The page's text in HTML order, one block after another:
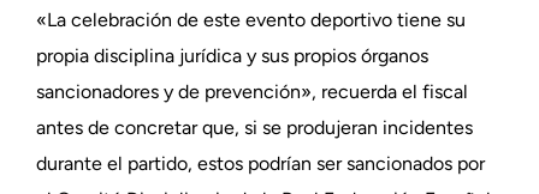
«La celebración de este evento deportivo tiene su
propia disciplina jurídica y sus propios órganos
sancionadores y de prevención», recuerda el fiscal
antes de concretar que, si se produjeran incidentes
durante el partido, estos podrían ser sancionados por